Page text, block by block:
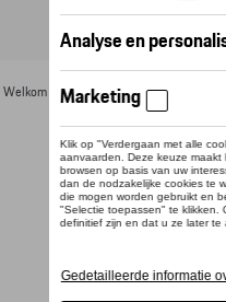
Welkom >Voor u >Textiel >